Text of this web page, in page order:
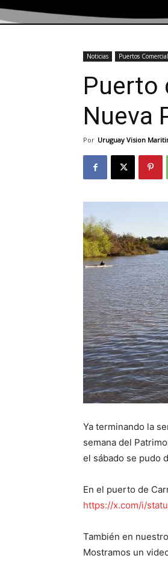
Noticias Puertos
Puerto
Nueva
Por Uruguay Vision
Ya terminando la
semana del
el sábado se pudo
En el puerto de
https://x.com/i/
También en
Mostramos un